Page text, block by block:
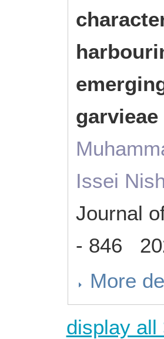
Issei
Journal
- 846
More
display all